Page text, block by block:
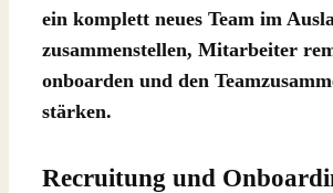
ein komplett neues Team im
zusammenstellen, Mitarbeiter
onboarden und den
stärken.
Recruitung und